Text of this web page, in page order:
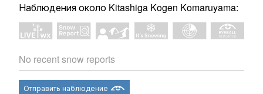
Наблюдения около Kitashiga Kogen Komaruyama:
No recent snow reports
Отправить наблюдение